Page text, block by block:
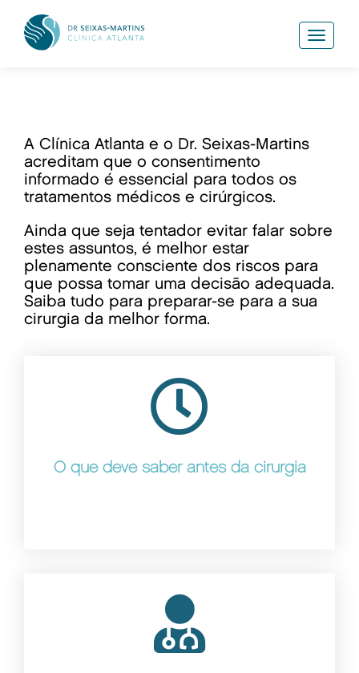
T
o
i
n
A Clínica Atlanta e o Dr. Seixas-Martins
acreditam que o consentimento
informado é essencial para todos os
tratamentos médicos e cirúrgicos.
Ainda que seja tentador evitar falar sobre
estes assuntos, é melhor estar
plenamente consciente dos riscos para
que possa tomar uma decisão adequada.
Saiba tudo para preparar-se para a sua
cirurgia da melhor forma.
O que deve saber antes da cirurgia